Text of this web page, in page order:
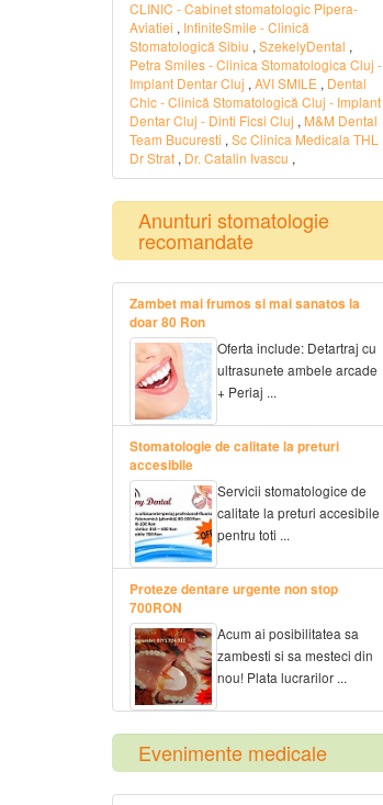
CLINIC - Cabinet stomatologic Pipera-
Aviatiei , InfiniteSmile - Clinică
Stomatologică Sibiu , SzekelyDental ,
Petra Smiles - Clinica Stomatologica Cluj -
Implant Dentar Cluj , AVI SMILE , Dental
Chic - Clinică Stomatologică Cluj - Implant
Dentar Cluj - Dinti Ficsi Cluj , M&M Dental
Team Bucuresti , Sc Clinica Medicala THL
Dr Strat , Dr. Catalin Ivascu ,
Anunturi stomatologie
recomandate
Zambet mai frumos si mai sanatos la
doar 80 Ron
Oferta include: Detartraj cu
ultrasunete ambele arcade
+ Periaj ...
Stomatologie de calitate la preturi
accesibile
Servicii stomatologice de
calitate la preturi accesibile
pentru toti ...
Proteze dentare urgente non stop
700RON
Acum ai posibilitatea sa
zambesti si sa mesteci din
nou! Plata lucrarilor ...
Evenimente medicale